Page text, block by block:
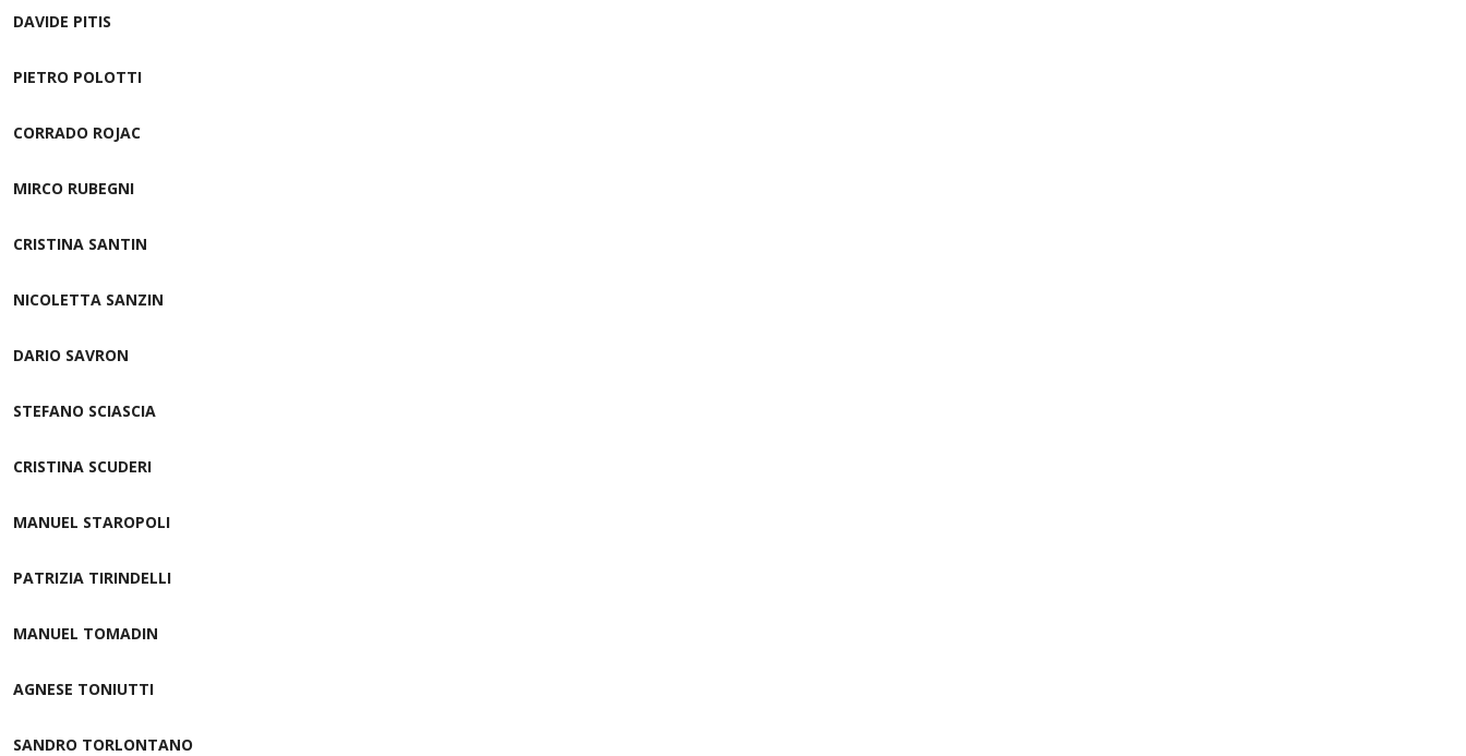
DAVIDE PITIS
PIETRO POLOTTI
CORRADO ROJAC
MIRCO RUBEGNI
CRISTINA SANTIN
NICOLETTA SANZIN
DARIO SAVRON
STEFANO SCIASCIA
CRISTINA SCUDERI
MANUEL STAROPOLI
PATRIZIA TIRINDELLI
MANUEL TOMADIN
AGNESE TONIUTTI
SANDRO TORLONTANO